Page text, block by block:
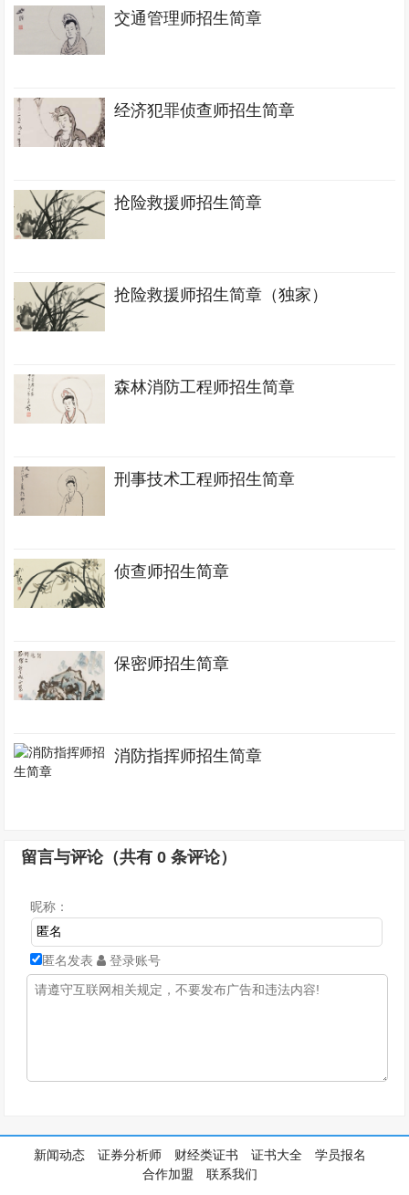
交通管理师招生简章
经济犯罪侦查师招生简章
抢险救援师招生简章
抢险救援师招生简章（独家）
森林消防工程师招生简章
刑事技术工程师招生简章
侦查师招生简章
保密师招生简章
消防指挥师招生简章
留言与评论（共有0 条评论）
昵称：
匿名发表 登录账号
新闻动态 证券分析师 财经类证书 证书大全
学员报名
合作加盟
联系我们